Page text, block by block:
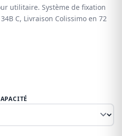
utilitaire. Système de fixation
C, Livraison Colissimo en 72